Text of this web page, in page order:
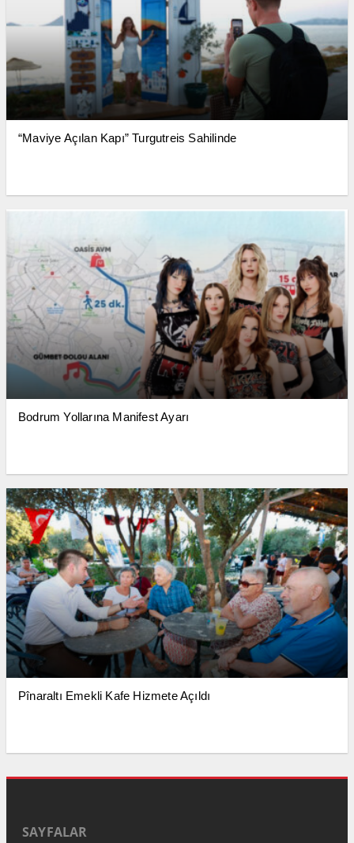
“Maviye Açılan Kapı” Turgutreis Sahilinde
Bodrum Yollarına Manifest Ayarı
Pînaraltı Emekli Kafe Hizmete Açıldı
SAYFALAR